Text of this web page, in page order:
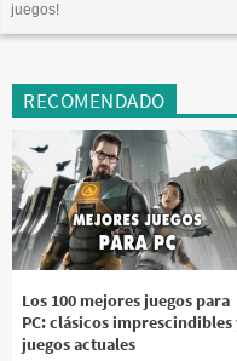
juegos!
RECOMENDADO
Los 100 mejores juegos para
PC: clásicos imprescindibles
juegos actuales